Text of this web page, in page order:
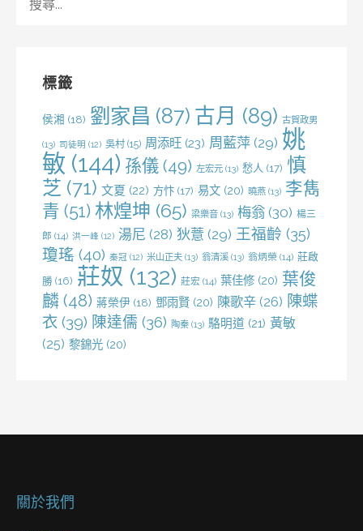
標籤
侯湘 (18) 劉家昌 (87) 古月 (89) 古賀政男
(13) 司徒明 (12) 吳村 (15) 周添旺 (23) 周藍萍 (29) 姚
敏 (144) 孫儀 (49) 左宏元 (13) 愁人 (17) 慎
芝 (71) 文夏 (22) 方忭 (17) 易文 (20) 曉燕 (13) 李雋
青 (51) 林煌坤 (65) 梁樂音 (13) 梅翁 (30) 楊三
郎 (14) 洪一峰 (12) 湯尼 (28) 狄薏 (29) 王福齡 (35)
瓊瑤 (40) 秦冠 (12) 米山正夫 (13) 翁清溪 (13) 翁炳榮 (14) 莊啟
勝 (16) 莊奴 (132) 莊宏 (14) 葉佳修 (20) 葉俊
麟 (48) 蔣榮伊 (18) 鄧雨賢 (20) 陳歌辛 (26) 陳蝶
衣 (39) 陳達儒 (36) 陶秦 (13) 駱明道 (21) 黃敏
(25) 黎錦光 (20)
關於我們